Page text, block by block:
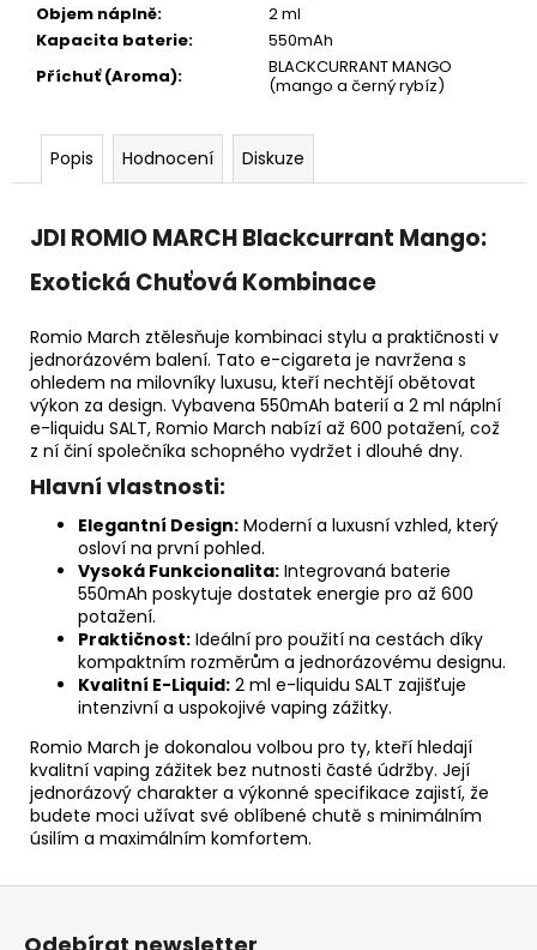
Objem náplně:
2 ml
Kapacita baterie:
550mAh
Příchuť (Aroma):
BLACKCURRANT MANGO
(mango a černý rybíz)
Popis Hodnocení Diskuze
JDI ROMIO MARCH Blackcurrant Mango:
Exotická Chuťová Kombinace
Romio March ztělesňuje kombinaci stylu a praktičnosti v
jednorázovém balení. Tato e-cigareta je navržena s
ohledem na milovníky luxusu, kteří nechtějí obětovat
výkon za design. Vybavena 550mAh baterií a 2 ml náplní
e-liquidu SALT, Romio March nabízí až 600 potažení, což
z ní činí společníka schopného vydržet i dlouhé dny.
Hlavní vlastnosti:
Elegantní Design: Moderní a luxusní vzhled, který
osloví na první pohled.
Vysoká Funkcionalita: Integrovaná baterie
550mAh poskytuje dostatek energie pro až 600
potažení.
Praktičnost: Ideální pro použití na cestách díky
kompaktním rozměrům a jednorázovému designu.
Kvalitní E-Liquid: 2 ml e-liquidu SALT zajišťuje
intenzivní a uspokojivé vaping zážitky.
Romio March je dokonalou volbou pro ty, kteří hledají
kvalitní vaping zážitek bez nutnosti časté údržby. Její
jednorázový charakter a výkonné specifikace zajistí, že
budete moci užívat své oblíbené chutě s minimálním
úsilím a maximálním komfortem.